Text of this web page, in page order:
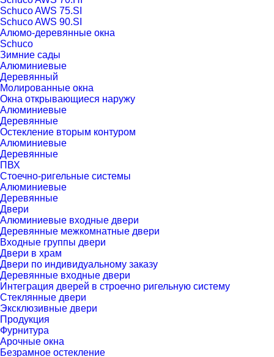
Schuco AWS 75.SI
Schuco AWS 90.SI
Алюмо-деревянные окна
Schuco
Зимние сады
Алюминиевые
Деревянный
Молированные окна
Окна открывающиеся наружу
Алюминиевые
Деревянные
Остекление вторым контуром
Алюминиевые
Деревянные
ПВХ
Стоечно-ригельные системы
Алюминиевые
Деревянные
Двери
Алюминиевые входные двери
Деревянные межкомнатные двери
Входные группы двери
Двери в храм
Двери по индивидуальному заказу
Деревянные входные двери
Интеграция дверей в строечно ригельную систему
Стеклянные двери
Эксклюзивные двери
Продукция
Фурнитура
Арочные окна
Безрамное остекление